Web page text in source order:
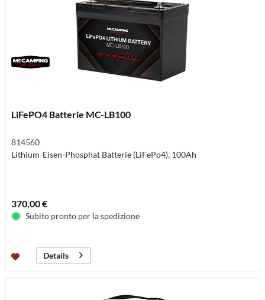
LiFePO4 Batterie MC-LB100
814560
Lithium-Eisen-Phosphat Batterie (LiFePo4), 100Ah
370,00 €
Subito pronto per la spedizione
Details